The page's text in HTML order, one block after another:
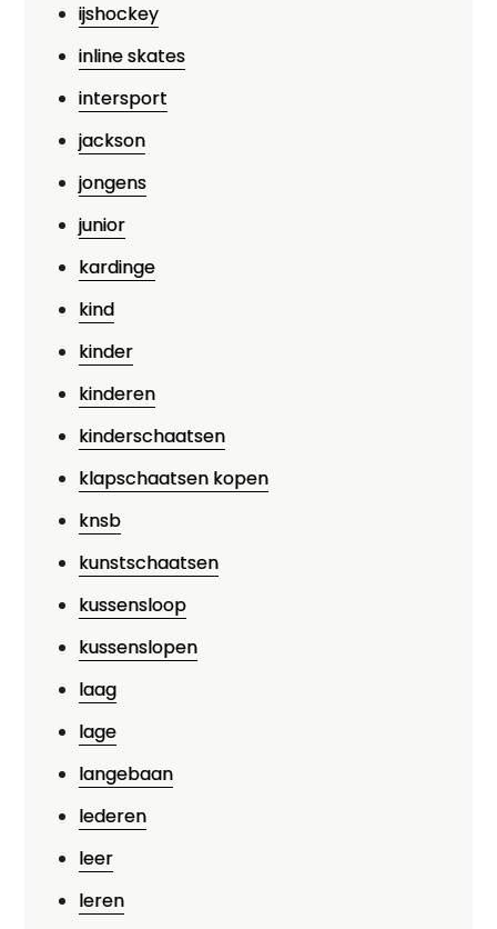
ijshockey
inline skates
intersport
jackson
jongens
junior
kardinge
kind
kinder
kinderen
kinderschaatsen
klapschaatsen kopen
knsb
kunstschaatsen
kussensloop
kussenslopen
laag
lage
langebaan
lederen
leer
leren